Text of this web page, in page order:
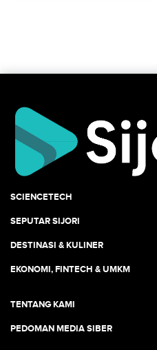
SCIENCETECH
SEPUTAR SIJORI
DESTINASI & KULINER
EKONOMI, FINTECH & UMKM
TENTANG KAMI
PEDOMAN MEDIA SIBER